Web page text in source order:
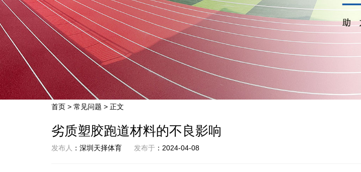
首页 > 常见问题 > 正文
劣质塑胶跑道材料的不良影响
发布人 ：深圳天择体育 发布于 ：2024-04-08